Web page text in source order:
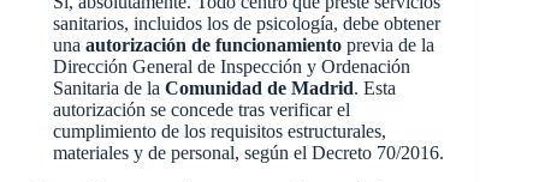
sanitarios, incluidos los de psicología, debe obtener
una autorización de funcionamiento previa de la
Dirección General de Inspección y Ordenación
Sanitaria de la Comunidad de Madrid. Esta
autorización se concede tras verificar el
cumplimiento de los requisitos estructurales,
materiales y de personal, según el Decreto 70/2016.